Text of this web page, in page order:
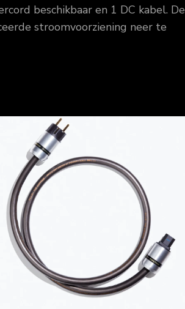
beschikbaar en 1 DC kabel. De
stroomvoorziening neer te